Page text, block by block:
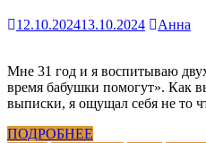
12.10.202413.10.2024 Анна
Мне 31 год и я воспитываю
время бабушки помогут». Как
выписки, я ощущал себя не то
ПОДРОБНЕЕ